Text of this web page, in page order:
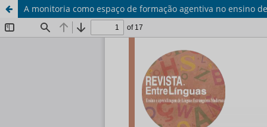
A monitoria como espaço de formação agentiva no ensino de